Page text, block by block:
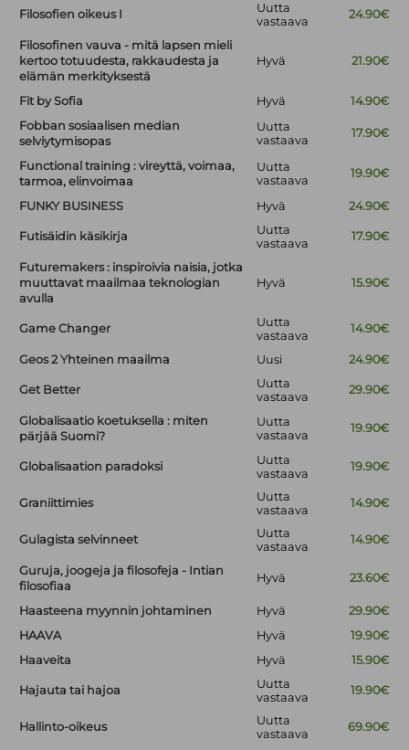
Filosofien oikeus I
Uutta
vastaava
24.90€
Filosofinen vauva - mitä lapsen mieli
kertoo totuudesta, rakkaudesta ja
elämän merkityksestä
Hyvä 21.90€
Fit by Sofia Hyvä
14.90€
Fobban sosiaalisen median
selviytymisopas
Uutta
vastaava
17.90€
Functional training : vireyttä, voimaa,
tarmoa, elinvoimaa
Uutta
vastaava
19.90€
FUNKY BUSINESS Hyvä 24.90€
Futisäidin käsikirja
Uutta
vastaava
17.90€
Futuremakers : inspiroivia naisia, jotka
muuttavat maailmaa teknologian
avulla
Hyvä 15.90€
Game Changer
Uutta
vastaava
14.90€
Geos 2 Yhteinen maailma Uusi 24.90€
Get Better
Uutta
vastaava
29.90€
Globalisaatio koetuksella : miten
pärjää Suomi?
Uutta
vastaava
19.90€
Globalisaation paradoksi
Uutta
vastaava
19.90€
Graniittimies
Uutta
vastaava
14.90€
Gulagista selvinneet
Uutta
vastaava
14.90€
Guruja, joogeja ja filosofeja - Intian
filosofiaa
Hyvä 23.60€
Haasteena myynnin johtaminen Hyvä
29.90€
HAAVA
Hyvä
19.90€
Haaveita
Hyvä 15.90€
Hajauta tai hajoa
Uutta
vastaava
19.90€
Hallinto-oikeus
Uutta
vastaava
69.90€